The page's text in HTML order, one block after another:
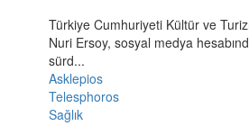
Türkiye Cumhuriyeti Kültür ve
Nuri Ersoy, sosyal medya
sürd...
Asklepios
Telesphoros
Sağlık